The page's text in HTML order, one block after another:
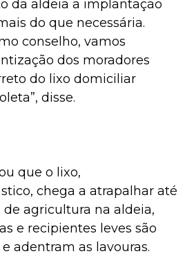
da aldeia a implantação
do que necessária.
conselho, vamos
dos moradores
do lixo domiciliar
disse.
que o lixo,
chega a atrapalhar até
de agricultura na aldeia,
e recipientes leves são
adentram as lavouras.